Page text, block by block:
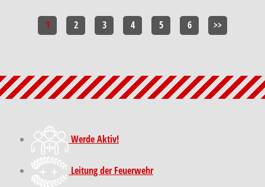
1 2 3 4 5 6 >>
Werde Aktiv!
Leitung der Feuerwehr